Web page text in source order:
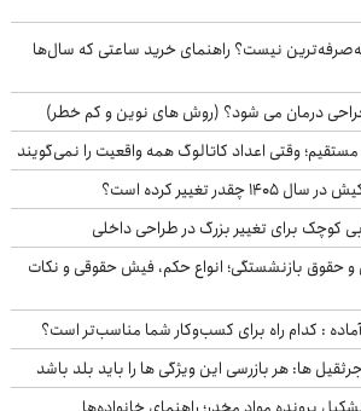
نیست؟ راهنمای خرید ساعتی که سال‌ها
درمان می شود؟ (روش های نوین و کم خطر)
وقتی اعداد کاتالوگ همه واقعیت را نمی‌گویند
تغییر کرده است؟
کوچک برای تغییر بزرگ در طراحی داخلی
حقوق بازنشستگی؛ انواع حکم، فیش حقوقی و نکات
: کدام راه برای کسب‌وکار شما مناسب‌تر است؟
ها: هر بازرسی این ویژگی ها را باید بلد باشد